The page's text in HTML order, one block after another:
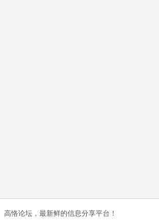
高恪论坛，最新鲜的信息分享平台！